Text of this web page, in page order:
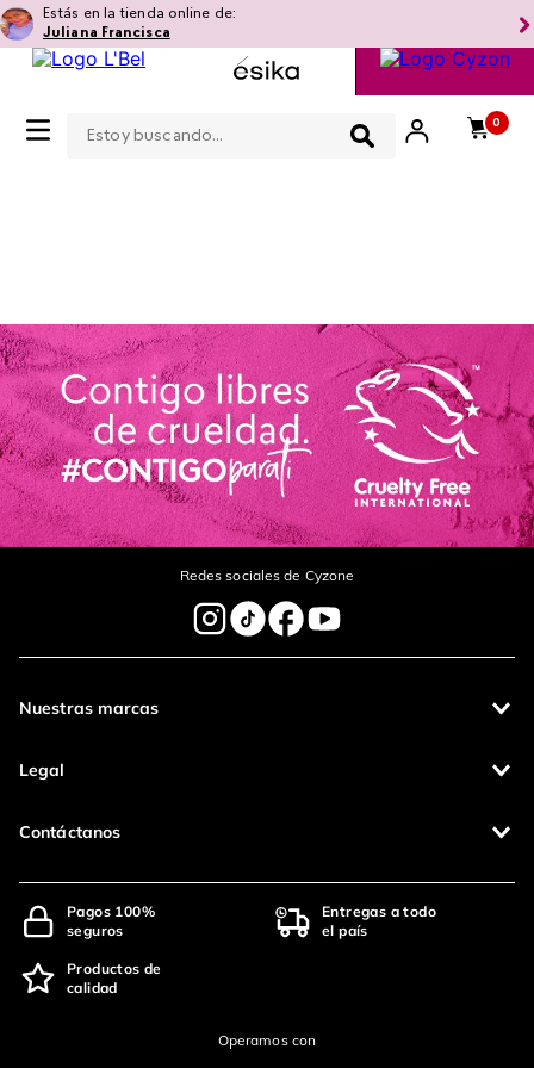
Estás en la tienda online de:
Juliana Francisca
0
Redes sociales de Cyzone
Nuestras marcas
Legal
Contáctanos
Pagos 100%
seguros
Entregas a todo
el país
Productos de
calidad
Operamos con